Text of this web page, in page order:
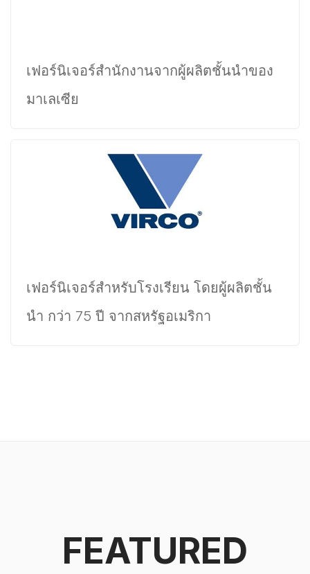
เฟอร์นิเจอร์สำนักงานจากผู้ผลิตชั้นนำของ
มาเลเซีย
เฟอร์นิเจอร์สำหรับโรงเรียน โดยผู้ผลิตชั้น
นำ กว่า 75 ปี จากสหรัฐอเมริกา
FEATURED